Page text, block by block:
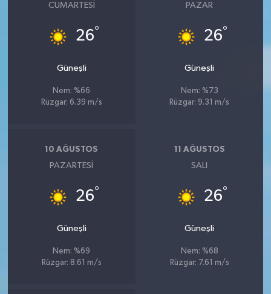
CUMARTESI
26°
Güneşli
Nem: %66
Rüzgar: 6.39 m/s
PAZAR
26°
Güneşli
Nem: %73
Rüzgar: 9.31 m/s
10 AĞUSTOS
PAZARTESI
26°
Güneşli
Nem: %69
Rüzgar: 8.61 m/s
11 AĞUSTOS
SALI
26°
Güneşli
Nem: %68
Rüzgar: 7.61 m/s